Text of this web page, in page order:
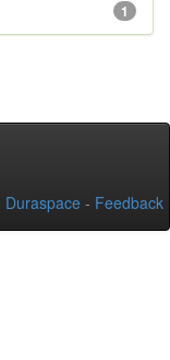
1
Duraspace - Feedback